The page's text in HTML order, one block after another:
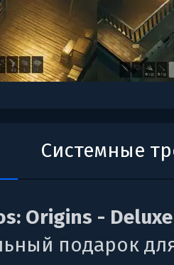
Системные
Origins -
подарок